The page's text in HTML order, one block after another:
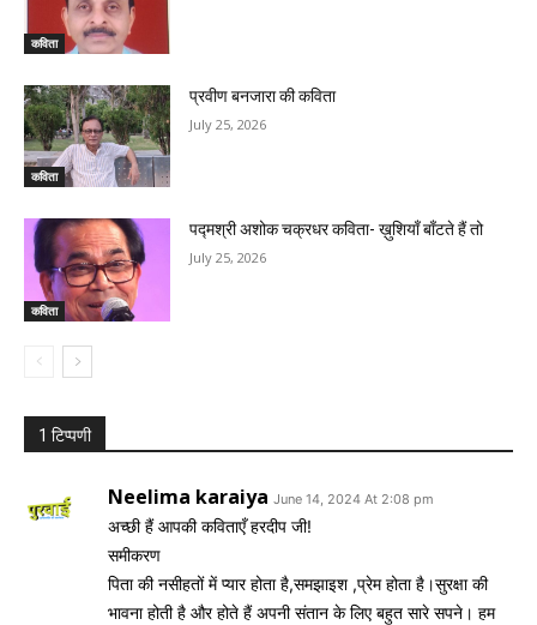
कविता
कविता
प्रवीण बनजारा की कविता
July 25, 2026
कविता
पद्मश्री अशोक चक्रधर कविता- ख़ुशियाँ बाँटते हैं तो
July 25, 2026
1 टिप्पणी
Neelima karaiya June 14, 2024 At 2:08 pm
अच्छी हैं आपकी कविताएँ हरदीप जी!
समीकरण
पिता की नसीहतों में प्यार होता है,समझाइश ,प्रेम होता है।सुरक्षा की
भावना होती है और होते हैं अपनी संतान के लिए बहुत सारे सपने। हम